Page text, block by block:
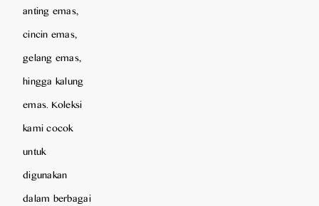
anting emas,
cincin emas,
gelang emas,
hingga kalung
emas. Koleksi
kami cocok
untuk
digunakan
dalam berbagai